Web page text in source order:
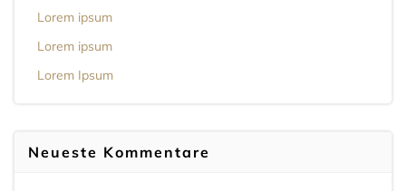
Lorem ipsum
Lorem ipsum
Lorem Ipsum
Neueste Kommentare